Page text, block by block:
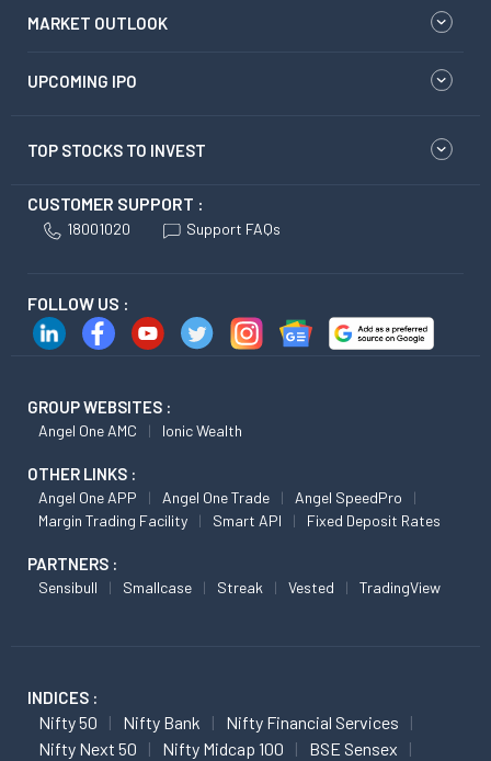
MARKET OUTLOOK
UPCOMING IPO
TOP STOCKS TO INVEST
CUSTOMER SUPPORT :
18001020 Support FAQs
FOLLOW US :
GROUP WEBSITES :
Angel One AMC Ionic Wealth
OTHER LINKS :
Angel One APP Angel One Trade
Angel SpeedPro
Margin Trading Facility
Smart API Fixed Deposit Rates
PARTNERS :
Sensibull Smallcase Streak Vested TradingView
INDICES :
Nifty 50 Nifty Bank
Nifty Financial Services
Nifty Next 50
Nifty Midcap 100
BSE Sensex